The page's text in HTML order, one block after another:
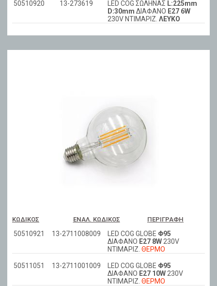
50510920 13-273619 LED COG ΣΩΛΗΝΑΣ L:225mm
D:30mm ΔΙΑΦANO Ε27 6W
230V ΝΤΙΜAPIZ. ΛΕΥΚΟ
ΚΩΔΙΚΌΣ ΕΝΑΛ. ΚΩΔΙΚΌΣ ΠΕΡΙΓΡΑΦΉ
50510921 13-2711008009 LED COG GLOBE Φ95
ΔΙΑΦΑΝΟ Ε27 8W230V
ΝΤΙΜΑΡΙΖ. ΘΕΡΜΟ
50511051 13-2711001009 LED COG GLOBE Φ95
ΔΙΑΦΑΝΟ Ε27 10W230V
ΝΤΙΜΑΡΙΖ. ΘΕΡΜΟ